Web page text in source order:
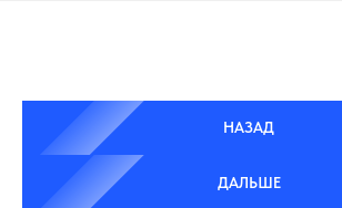
НАЗАД
ДАЛЬШЕ